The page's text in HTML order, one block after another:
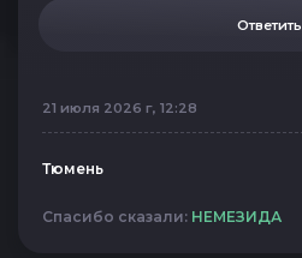
Ответить
21 июля 2026 г, 12:28
Тюмень
Спасибо сказали: НЕМЕЗИДА